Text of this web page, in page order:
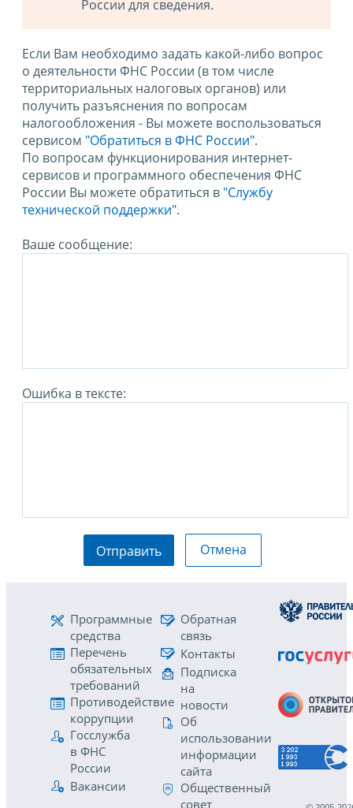
России для сведения.
Если Вам необходимо задать какой-либо вопрос
о деятельности ФНС России (в том числе
территориальных налоговых органов) или
получить разъяснения по вопросам
налогообложения - Вы можете воспользоваться
сервисом "Обратиться в ФНС России".
По вопросам функционирования интернет-
сервисов и программного обеспечения ФНС
России Вы можете обратиться в "Службу
технической поддержки".
Ваше сообщение:
Ошибка в тексте:
Отправить Отмена
Программные
средства
Перечень
обязательных
требований
Противодействие
коррупции
Госслужба
в ФНС
России
Вакансии
Обратная
связь
Контакты
Подписка
на
новости
Об
использовании
информации
сайта
Общественный
совет